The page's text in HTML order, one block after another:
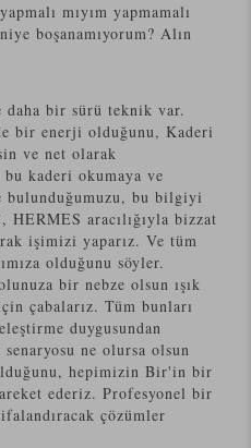
mıyım yapmamalı
boşanamıyorum? Alın
daha bir sürü teknik var.
bir enerji olduğunu, Kaderi
ve net olarak
kaderi okumaya ve
bulunduğumuzu, bu bilgiyi
aracılığıyla bizzat
işimizi yaparız. Ve tüm
olduğunu söyler.
bir nebze olsun ışık
çabalarız. Tüm bunları
duygusundan
ne olursa olsun
hepimizin Bir'in bir
ederiz. Profesyonel bir
çözümler